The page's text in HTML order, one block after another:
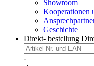
Showroom
Kooperationen
Geschichte
Direkt- bestellung
-